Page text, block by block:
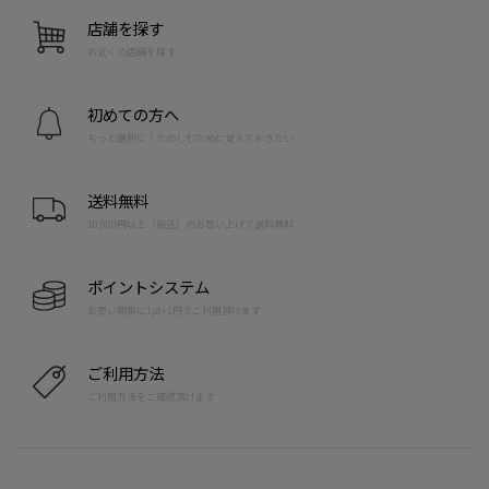
店舗を探す
お近くの店舗を探す
初めての方へ
もっと便利に！たのしむために覚えておきたい
送料無料
10,000円以上（税込）のお買い上げで送料無料
ポイントシステム
お買い物毎に1pt=1円でご利用頂けます
ご利用方法
ご利用方法をご確認頂けます